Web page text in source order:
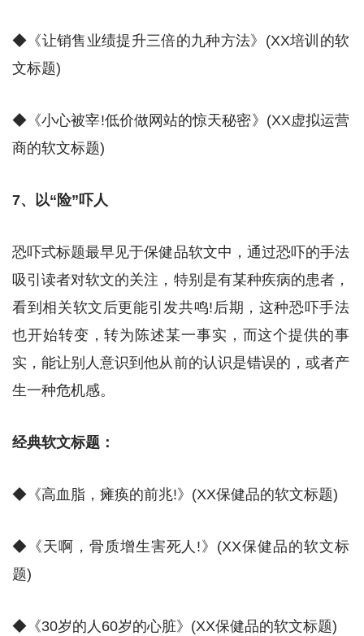
◆《让销售业绩提升三倍的九种方法》(XX培训的软
文标题)
◆《小心被宰!低价做网站的惊天秘密》(XX虚拟运营
商的软文标题)
7、以“险”吓人
恐吓式标题最早见于保健品软文中，通过恐吓的手法
吸引读者对软文的关注，特别是有某种疾病的患者，
看到相关软文后更能引发共鸣!后期，这种恐吓手法
也开始转变，转为陈述某一事实，而这个提供的事
实，能让别人意识到他从前的认识是错误的，或者产
生一种危机感。
经典软文标题：
◆《高血脂，瘫痪的前兆!》(XX保健品的软文标题)
◆《天啊，骨质增生害死人!》(XX保健品的软文标
题)
◆《30岁的人60岁的心脏》(XX保健品的软文标题)